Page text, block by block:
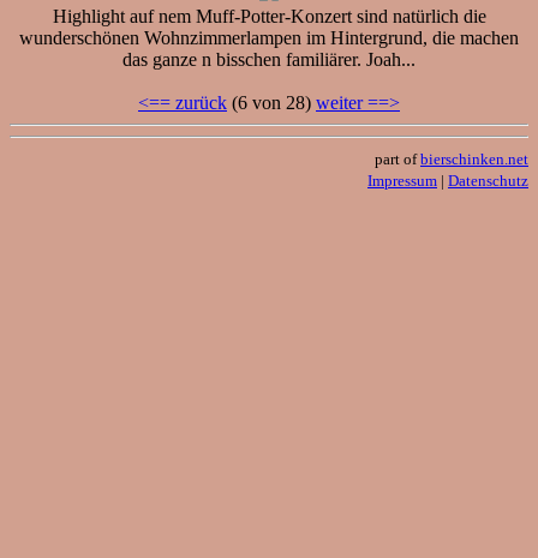
Highlight auf nem Muff-Potter-Konzert sind natürlich die
wunderschönen Wohnzimmerlampen im Hintergrund, die machen
das ganze n bisschen familiärer. Joah...
<== zurück (6 von 28) weiter ==>
part ofbierschinken.net
Impressum | Datenschutz